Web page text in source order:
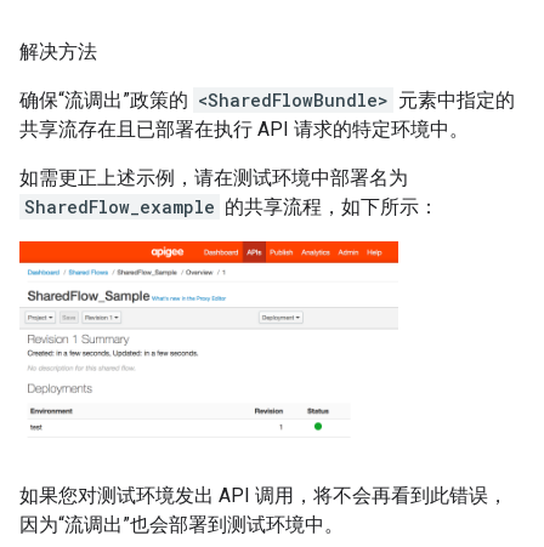
解决方法
确保“流调出”政策的 <SharedFlowBundle> 元素中指定的
共享流存在且已部署在执行 API 请求的特定环境中。
如需更正上述示例，请在测试环境中部署名为
SharedFlow_example 的共享流程，如下所示：
如果您对测试环境发出 API 调用，将不会再看到此错误，
因为“流调出”也会部署到测试环境中。